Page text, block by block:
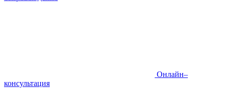
Онлайн–
консультация